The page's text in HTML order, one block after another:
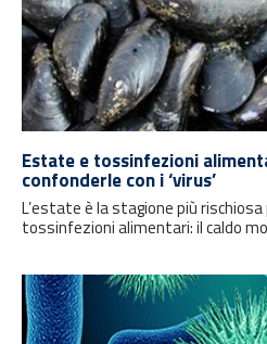
Estate e tossinfezioni
confonderle con i ‘virus’
L’estate è la stagione più
tossinfezioni alimentari: il caldo